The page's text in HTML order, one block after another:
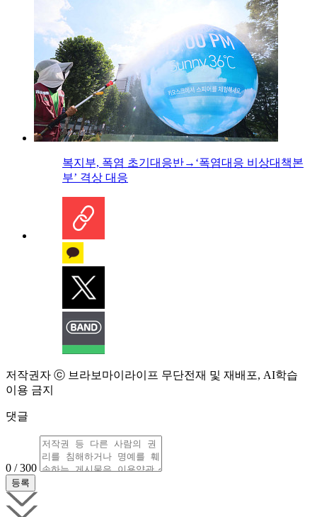
복지부, 폭염 초기대응반→‘폭염대응 비상대책본
부’ 격상 대응
저작권자 ⓒ 브라보마이라이프 무단전재 및 재배포, AI학습
이용 금지
댓글
0 / 300